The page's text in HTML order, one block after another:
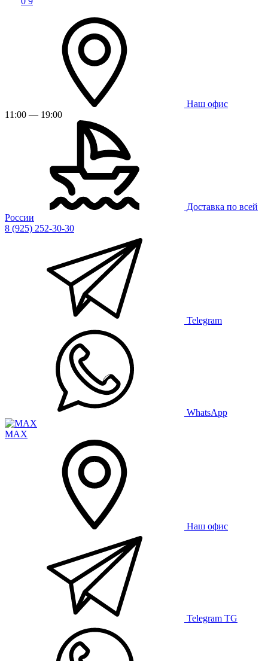
Наш офис
11:00 — 19:00
Доставка по всей
России
8 (925) 252-30-30
Telegram
WhatsApp
MAX
Наш офис
Telegram TG